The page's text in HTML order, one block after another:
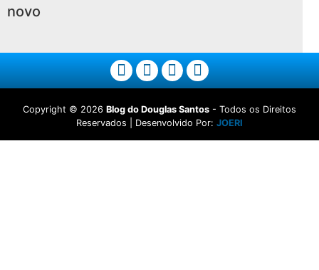
novo
Copyright © 2026 Blog do Douglas Santos - Todos os Direitos
Reservados | Desenvolvido Por: JOERI